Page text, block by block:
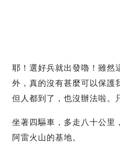
耶！選好兵就出發嚕！雖然
外，真的沒有甚麼可以保護
但人都到了，也沒辦法啦。
坐著四驅車，多走八十公里
阿雷火山的基地。